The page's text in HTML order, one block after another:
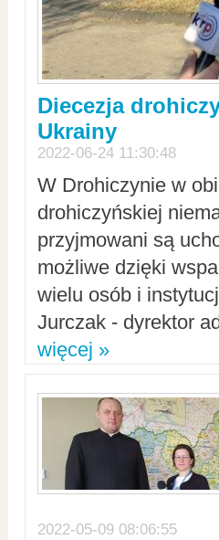
Diecezja
Ukrainy
2022-06-24 11:30:48
W Drohiczynie w
drohiczyńskiej
przyjmowani są
możliwe dzięki
wielu osób i
Jurczak - dyrektor
więcej »
2022-05-09 08:06:55